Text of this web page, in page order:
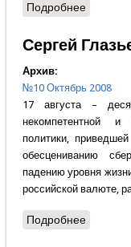
Подробнеео
Сергей
Архив:
№10 Октябрь 2008
17 августа –
некомпетентной и
политики, приведшей
обесцениванию
падению уровня
российской валюте,
Подробнеео